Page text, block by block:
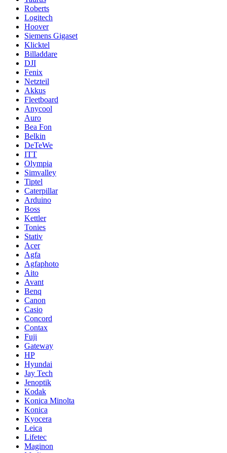
Roberts
Logitech
Hoover
Siemens Gigaset
Klicktel
Billaddare
DJI
Fenix
Netzteil
Akkus
Fleetboard
Anycool
Auro
Bea Fon
Belkin
DeTeWe
ITT
Olympia
Simvalley
Tiptel
Caterpillar
Arduino
Boss
Kettler
Tonies
Stativ
Acer
Agfa
Agfaphoto
Aito
Avant
Benq
Canon
Casio
Concord
Contax
Fuji
Gateway
HP
Hyundai
Jay Tech
Jenoptik
Kodak
Konica Minolta
Konica
Kyocera
Leica
Lifetec
Maginon